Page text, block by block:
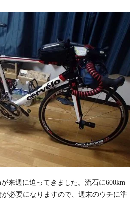
が来週に迫ってきました。流石に600km
必要になりますので、週末のウチに準